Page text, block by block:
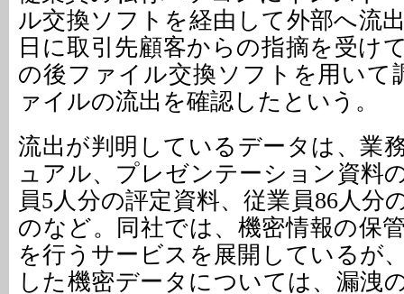
ル交換ソフトを経由して外部へ流
日に取引先顧客からの指摘を受け
の後ファイル交換ソフトを用いて
ァイルの流出を確認したという。
流出が判明しているデータは、業
ュアル、プレゼンテーション資料
員5人分の評定資料、従業員86人分
のなど。同社では、機密情報の保
を行うサービスを展開しているが
した機密データについては、漏洩